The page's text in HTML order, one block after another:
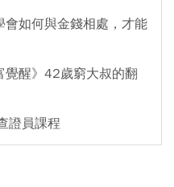
會如何與金錢相處，才能
覺醒》42歲窮大叔的翻
證員課程